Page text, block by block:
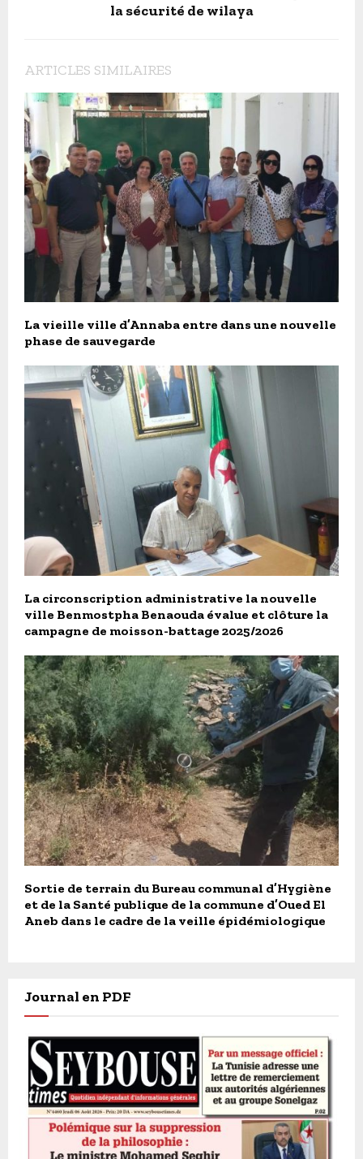
la sécurité de wilaya
ARTICLES SIMILAIRES
La vieille ville d’Annaba entre dans une nouvelle
phase de sauvegarde
La circonscription administrative la nouvelle
ville Benmostpha Benaouda évalue et clôture la
campagne de moisson-battage 2025/2026
Sortie de terrain du Bureau communal d’Hygiène
et de la Santé publique de la commune d’Oued El
Aneb dans le cadre de la veille épidémiologique
Journal en PDF